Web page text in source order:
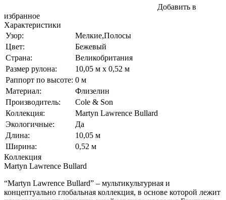
Добавить в
избранное
Характеристики
Узор:
Мелкие,Полосы
Цвет:
Бежевый
Страна:
Великобритания
Размер рулона:
10,05 м x 0,52 м
Раппорт по высоте: 0 м
Материал:
Флизелин
Производитель:
Cole & Son
Коллекция:
Martyn Lawrence Bullard
Экологичные:
Да
Длина:
10,05 м
Ширина:
0,52 м
Коллекция
Martyn Lawrence Bullard
“Martyn Lawrence Bullard” – мультикультурная и
концептуально глобальная коллекция, в основе которой лежит